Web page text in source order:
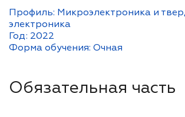
Профиль: Микроэлектроника и
электроника
Год: 2022
Форма обучения: Очная
Обязательная часть